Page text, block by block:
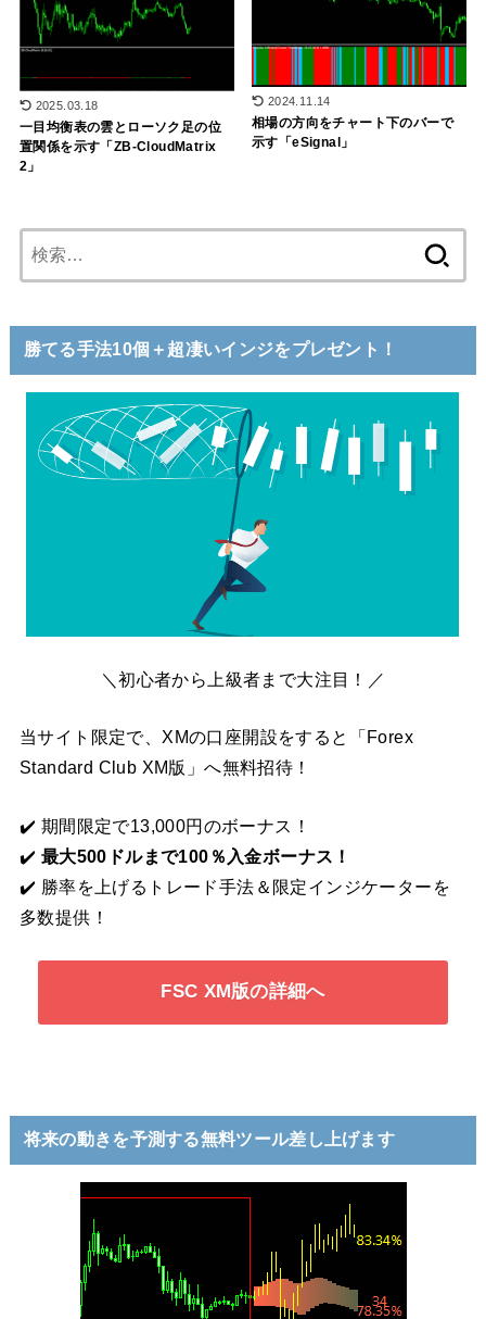
2025.03.18
一目均衡表の雲とローソク足の位
置関係を示す「ZB-CloudMatrix
2」
2024.11.14
相場の方向をチャート下のバーで
示す「eSignal」
索:
勝てる手法10個＋超凄いインジをプレゼント！
＼初心者から上級者まで大注目！／
当サイト限定で、XMの口座開設をすると「Forex
Standard Club XM版」へ無料招待！
✔️ 期間限定で13,000円のボーナス！
✔️ 最大500ドルまで100％入金ボーナス！
✔️ 勝率を上げるトレード手法＆限定インジケーターを
多数提供！
FSC XM版の詳細へ
将来の動きを予測する無料ツール差し上げます